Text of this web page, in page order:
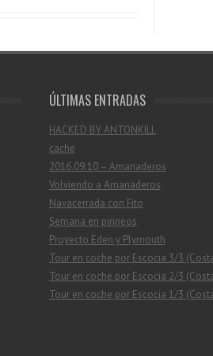
ÚLTIMAS ENTRADAS
HACKED BY ANTONKILL
cache
2016.09.10 – Amanaderos
Volviendo a Amanaderos
Navacerrada con Fito
Semana en pirineos
Proyecto Eden y Plymouth
Tour en coche por Escocia 3/3
Tour en coche por Escocia 2/3
Tour en coche por Escocia 1/3